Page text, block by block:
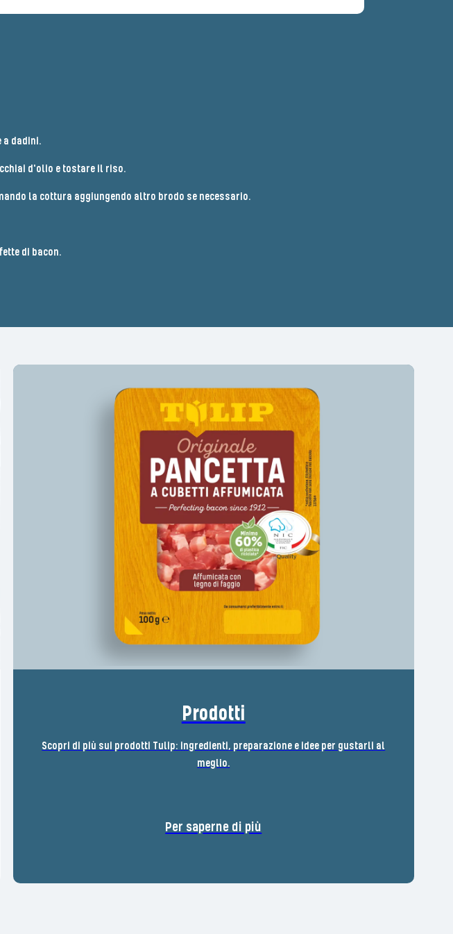
a dadini.​
d'olio e tostare il riso.​
la cottura aggiungendo altro brodo se necessario.​
di bacon.
Prodotti
Scopri di più sui prodotti Tulip: ingredienti, preparazione e idee per gustarli al
meglio.
Per saperne di più